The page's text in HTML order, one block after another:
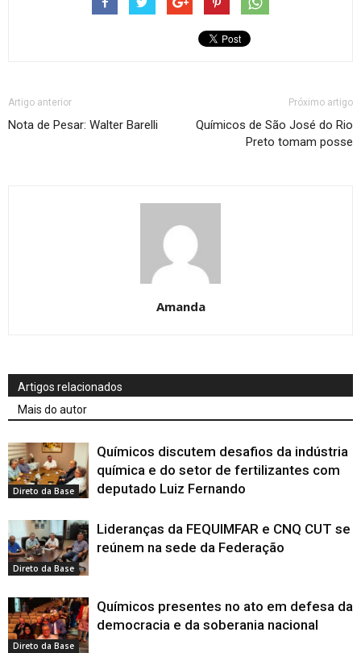
Artigo anterior
Nota de Pesar: Walter Barelli
Próximo artigo
Químicos de São José do Rio
Preto tomam posse
Amanda
Artigos relacionados
Mais do autor
Direto da Base
Químicos discutem desafios da indústria
química e do setor de fertilizantes com
deputado Luiz Fernando
Direto da Base
Lideranças da FEQUIMFAR e CNQ CUT se
reúnem na sede da Federação
Direto da Base
Químicos presentes no ato em defesa da
democracia e da soberania nacional